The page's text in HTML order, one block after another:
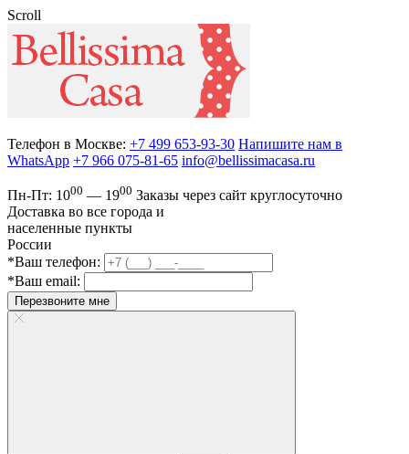
Scroll
Телефон в Москве: +7 499 653-93-30 Напишите нам в
WhatsApp +7 966 075-81-65 info@bellissimacasa.ru
Пн-Пт: 1000 — 1900 Заказы через сайт круглосуточно
Доставка во все города и
населенные пункты
России
*Ваш телефон:
*Ваш email:
Перезвоните мне